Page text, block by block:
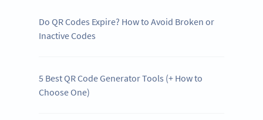
Do QR Codes Expire? How to Avoid Broken or
Inactive Codes
5 Best QR Code Generator Tools (+ How to
Choose One)